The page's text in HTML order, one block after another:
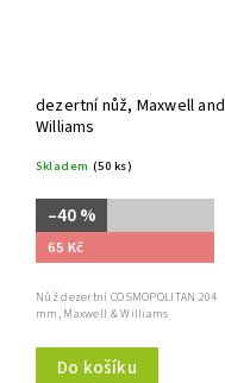
dezertní nůž, Maxwell and
Williams
Skladem (50 ks)
–40 %
65 Kč
Do košíku
Nůž dezertní COSMOPOLITAN 204
mm, Maxwell & Williams